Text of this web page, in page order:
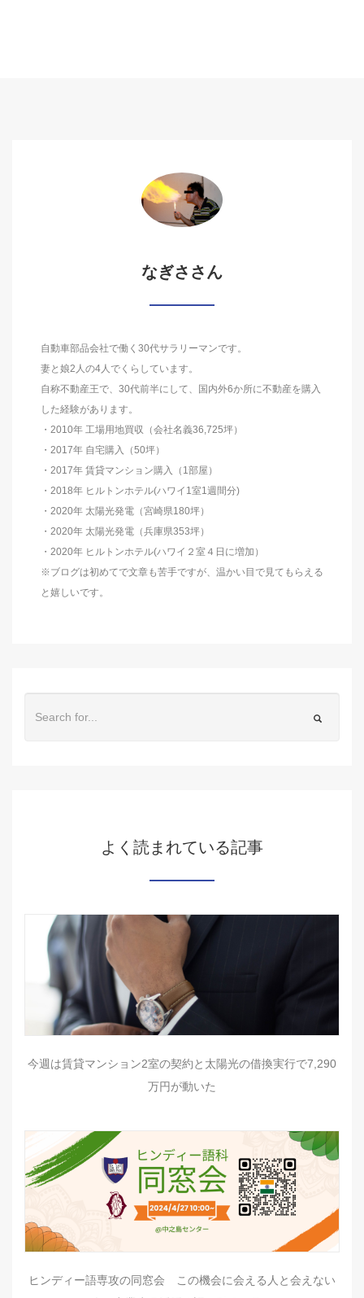
なぎささん
自動車部品会社で働く30代サラリーマンです。
妻と娘2人の4人でくらしています。
自称不動産王で、30代前半にして、国内外6か所に不動産を購入
した経験があります。
・2010年 工場用地買収（会社名義36,725坪）
・2017年 自宅購入（50坪）
・2017年 賃貸マンション購入（1部屋）
・2018年 ヒルトンホテル(ハワイ1室1週間分)
・2020年 太陽光発電（宮崎県180坪）
・2020年 太陽光発電（兵庫県353坪）
・2020年 ヒルトンホテル(ハワイ２室４日に増加）
※ブログは初めてで文章も苦手ですが、温かい目で見てもらえる
と嬉しいです。
よく読まれている記事
今週は賃貸マンション2室の契約と太陽光の借換実行で7,290
万円が動いた
ヒンディー語専攻の同窓会 この機会に会える人と会えない